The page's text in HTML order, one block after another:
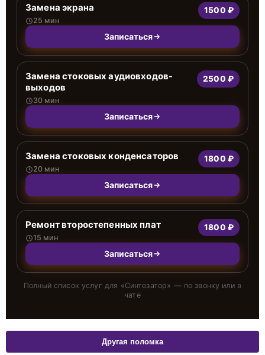
Замена экрана
25 мин
1500 ₽
Записаться
Замена стоковых аудиовходов-
выходов
30 мин
2500 ₽
Записаться
Замена стоковых конденсаторов
20 мин
1800 ₽
Записаться
Ремонт второстепенных плат
15 мин
1800 ₽
Записаться
Полный список услуг для «Синтезатор» — по звонку или в
чате
Другая поломка